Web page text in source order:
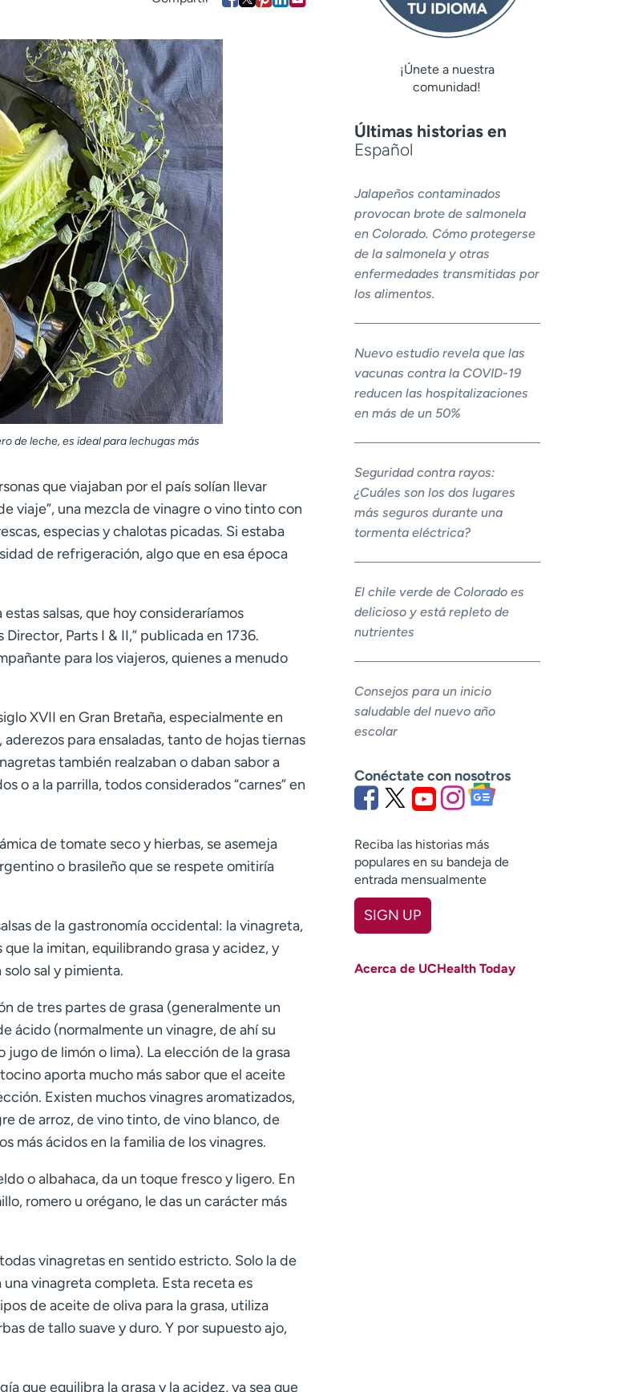
de leche, es ideal para lechugas más
que viajaban por el país solían llevar
viaje”, una mezcla de vinagre o vino tinto con
especias y chalotas picadas. Si estaba
de refrigeración, algo que en esa época
salsas, que hoy consideraríamos
Parts I & II,” publicada en 1736.
para los viajeros, quienes a menudo
XVII en Gran Bretaña, especialmente en
para ensaladas, tanto de hojas tiernas
también realzaban o daban sabor a
o a la parrilla, todos considerados “carnes” en
de tomate seco y hierbas, se asemeja
o brasileño que se respete omitiría
de la gastronomía occidental: la vinagreta,
la imitan, equilibrando grasa y acidez, y
sal y pimienta.
de tres partes de grasa (generalmente un
ácido (normalmente un vinagre, de ahí su
de limón o lima). La elección de la grasa
aporta mucho más sabor que el aceite
Existen muchos vinagres aromatizados,
de arroz, de vino tinto, de vino blanco, de
más ácidos en la familia de los vinagres.
o albahaca, da un toque fresco y ligero. En
romero u orégano, le das un carácter más
vinagretas en sentido estricto. Solo la de
vinagreta completa. Esta receta es
de aceite de oliva para la grasa, utiliza
de tallo suave y duro. Y por supuesto ajo,
que equilibra la grasa y la acidez, ya sea que
¡Únete a nuestra
comunidad!
Últimas historias en
Español
Jalapeños contaminados
provocan brote de salmonela
en Colorado. Cómo protegerse
de la salmonela y otras
enfermedades transmitidas por
los alimentos.
Nuevo estudio revela que las
vacunas contra la COVID-19
reducen las hospitalizaciones
en más de un 50%
Seguridad contra rayos:
¿Cuáles son los dos lugares
más seguros durante una
tormenta eléctrica?
El chile verde de Colorado es
delicioso y está repleto de
nutrientes
Consejos para un inicio
saludable del nuevo año
escolar
Conéctate con nosotros
Reciba las historias más
populares en su bandeja de
entrada mensualmente
SIGN UP
Last name
Acerca de UCHealth Today